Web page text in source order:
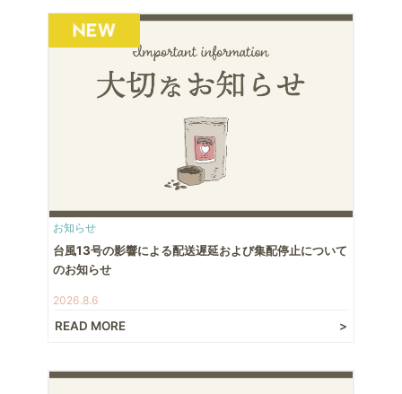
お知らせ
台風13号の影響による配送遅延および集配停止について
のお知らせ
2026.8.6
READ MORE